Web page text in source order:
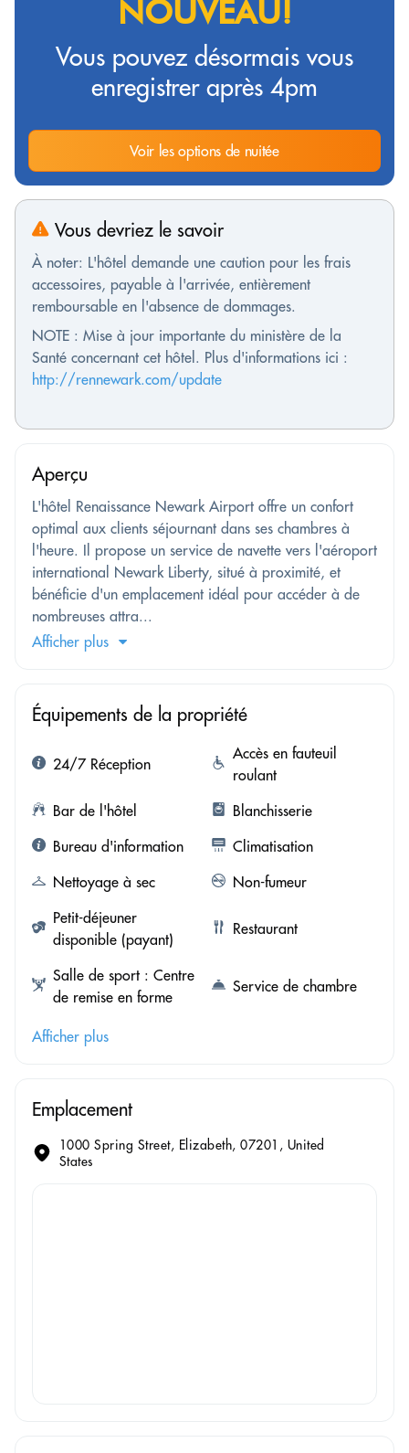
NOUVEAU!
Vous pouvez désormais vous
enregistrer après 4pm
Voir les options de nuitée
Vous devriez le savoir
À noter: L'hôtel demande une caution pour les frais
accessoires, payable à l'arrivée, entièrement
remboursable en l'absence de dommages.
NOTE : Mise à jour importante du ministère de la
Santé concernant cet hôtel. Plus d'informations ici :
http://rennewark.com/update
Aperçu
L'hôtel Renaissance Newark Airport offre un confort
optimal aux clients séjournant dans ses chambres à
l'heure. Il propose un service de navette vers l'aéroport
international Newark Liberty, situé à proximité, et
bénéficie d'un emplacement idéal pour accéder à de
nombreuses attra...
Afficher plus
Équipements de la propriété
24/7 Réception
Accès en fauteuil
roulant
Bar de l'hôtel
Blanchisserie
Bureau d'information
Climatisation
Nettoyage à sec
Non-fumeur
Petit-déjeuner
disponible (payant)
Restaurant
Salle de sport : Centre
de remise en forme
Service de chambre
Afficher plus
Emplacement
1000 Spring Street, Elizabeth, 07201, United
States